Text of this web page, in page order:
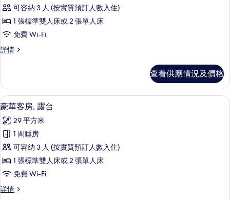
條
Deluxe
Room
-
No
相
片
可容納 3 人 (按實質預訂人數入住)
1 張標準雙人床或 2 張單人床
免費 Wi-Fi
詳情
Deluxe
Window
詳
情
查看供應情況及價格
載
入
所
有
豪
華
客
房,
豪華客房, 露台 | 記憶棉床墊、迷你吧
7
豪華客房, 露台
29 平方米
1 間睡房
可容納 3 人 (按實質預訂人數入住)
1 張標準雙人床或 2 張單人床
免費 Wi-Fi
詳情
豪